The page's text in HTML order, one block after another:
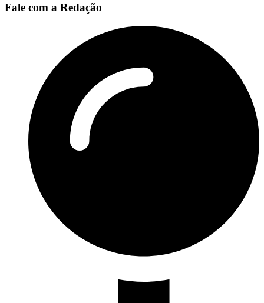
Fale com a Redação